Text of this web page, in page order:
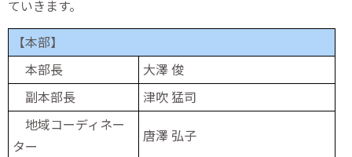
ていきます。
【本部】
本部長
大澤 俊
副本部長
津吹 猛司
地域コーディネー
ター
唐澤 弘子